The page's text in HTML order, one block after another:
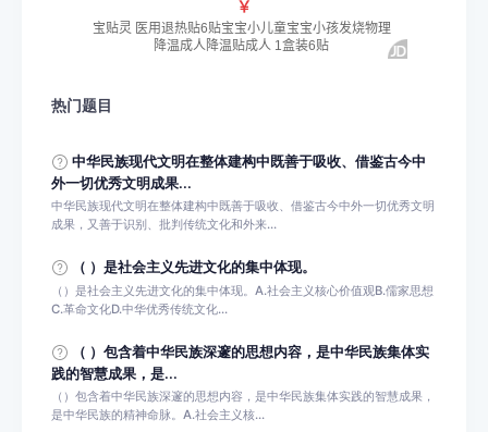
热门题目
中华民族现代文明在整体建构中既善于吸收、借鉴古今中
外一切优秀文明成果...
中华民族现代文明在整体建构中既善于吸收、借鉴古今中外一切优秀文明
成果，又善于识别、批判传统文化和外来...
（ ）是社会主义先进文化的集中体现。
（）是社会主义先进文化的集中体现。A.社会主义核心价值观B.儒家思想
C.革命文化D.中华优秀传统文化...
（ ）包含着中华民族深邃的思想内容，是中华民族集体实
践的智慧成果，是...
（）包含着中华民族深邃的思想内容，是中华民族集体实践的智慧成果，
是中华民族的精神命脉。A.社会主义核...